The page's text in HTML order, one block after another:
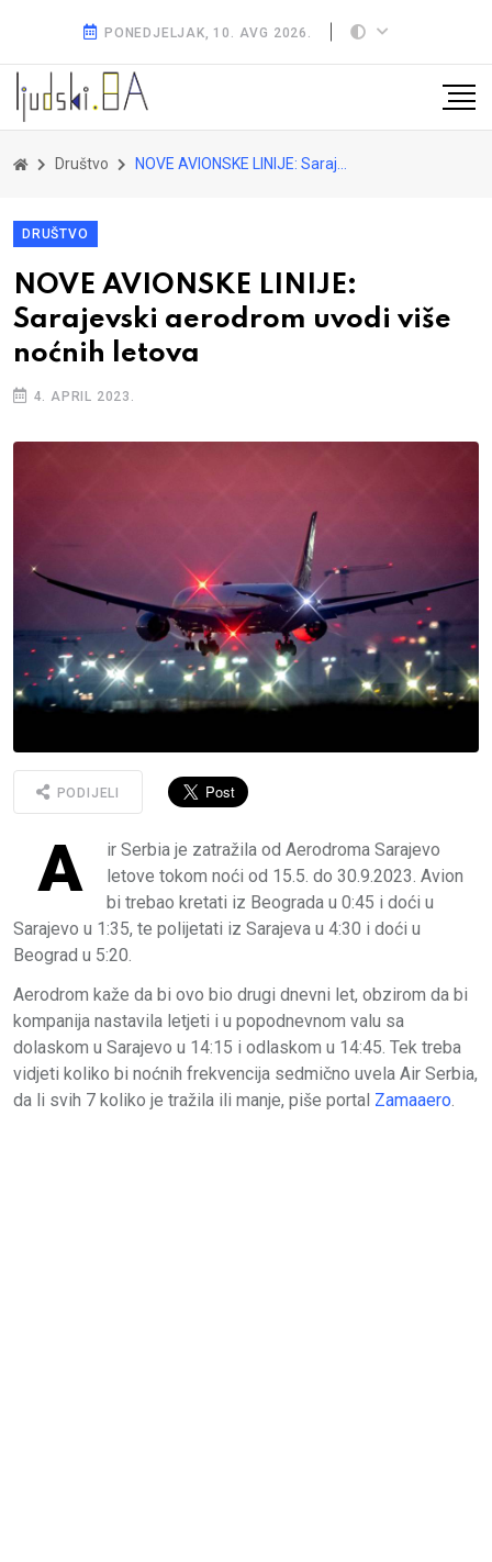
PONEDJELJAK, 10. AVG 2026.
Društvo NOVE AVIONSKE LINIJE: Sarajevski aerodrom uvodi više noćnih letova
DRUŠTVO
NOVE AVIONSKE LINIJE:
Sarajevski aerodrom uvodi više
noćnih letova
4. APRIL 2023.
PODIJELI
A
ir Serbia je zatražila od Aerodroma Sarajevo
letove tokom noći od 15.5. do 30.9.2023. Avion
bi trebao kretati iz Beograda u 0:45 i doći u
Sarajevo u 1:35, te polijetati iz Sarajeva u 4:30 i doći u
Beograd u 5:20.
Aerodrom kaže da bi ovo bio drugi dnevni let, obzirom da bi
kompanija nastavila letjeti i u popodnevnom valu sa
dolaskom u Sarajevo u 14:15 i odlaskom u 14:45. Tek treba
vidjeti koliko bi noćnih frekvencija sedmično uvela Air Serbia,
da li svih 7 koliko je tražila ili manje, piše portal Zamaaero.